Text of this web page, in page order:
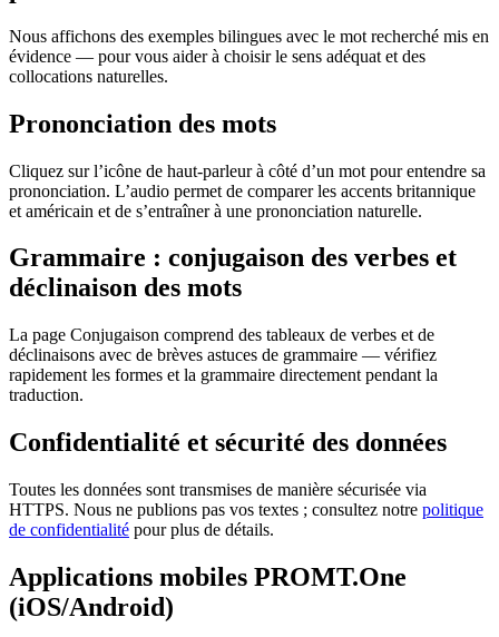
Nous affichons des exemples bilingues avec le mot recherché mis en
évidence — pour vous aider à choisir le sens adéquat et des
collocations naturelles.
Prononciation des mots
Cliquez sur l’icône de haut-parleur à côté d’un mot pour entendre sa
prononciation. L’audio permet de comparer les accents britannique
et américain et de s’entraîner à une prononciation naturelle.
Grammaire : conjugaison des verbes et
déclinaison des mots
La page Conjugaison comprend des tableaux de verbes et de
déclinaisons avec de brèves astuces de grammaire — vérifiez
rapidement les formes et la grammaire directement pendant la
traduction.
Confidentialité et sécurité des données
Toutes les données sont transmises de manière sécurisée via
HTTPS. Nous ne publions pas vos textes ; consultez notre politique
de confidentialité pour plus de détails.
Applications mobiles PROMT.One
(iOS/Android)